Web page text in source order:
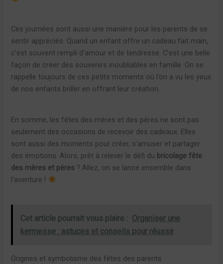
Ces journées sont aussi une manière pour les parents de se
sentir appréciés. Quand un enfant offre un cadeau fait main,
c’est souvent rempli d’amour et de tendresse. C’est une belle
façon de créer des souvenirs inoubliables en famille. On se
rappelle toujours de ces petits moments où l’on a vu les yeux
de nos enfants briller en offrant leur création.
En somme, les fêtes des mères et des pères ne sont pas
seulement des occasions de recevoir des cadeaux. Elles
sont aussi des moments pour créer, s’amuser et partager
des émotions. Alors, prêt à relever le défi du bricolage fête
des mères et pères ? Allez, on se lance ensemble dans
l’aventure !
Cet article pourrait vous plaire : Organiser une
kermesse : astuces et conseils pour réussir
Origines et symbolisme des fêtes des parents